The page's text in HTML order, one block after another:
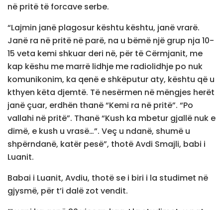
në pritë të forcave serbe.
“Lajmin janë plagosur kështu kështu, janë vrarë.
Janë ra në pritë në parë, na u bëmë një grup nja 10-
15 veta kemi shkuar deri në, për të Cërmjanit, me
kap këshu me marrë lidhje me radiolidhje po nuk
komunikonim, ka qenë e shkëputur aty, kështu që u
kthyen këta djemtë. Të nesërmen në mëngjes herët
janë çuar, erdhën thanë “Kemi ra në pritë”. “Po
vallahi në pritë”. Thanë “Kush ka mbetur gjallë nuk e
dimë, e kush u vrasë…”. Veç u ndanë, shumë u
shpërndanë, katër pesë”, thotë Avdi Smajli, babi i
Luanit.
Babai i Luanit, Avdiu, thotë se i biri i la studimet në
gjysmë, për t’i dalë zot vendit.